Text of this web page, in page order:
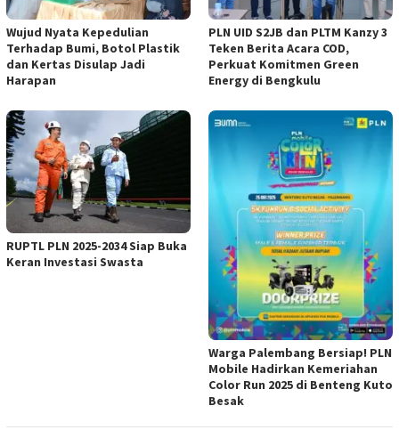
Wujud Nyata Kepedulian
Terhadap Bumi, Botol Plastik
dan Kertas Disulap Jadi
Harapan
PLN UID S2JB dan PLTM Kanzy 3
Teken Berita Acara COD,
Perkuat Komitmen Green
Energy di Bengkulu
RUPTL PLN 2025-2034 Siap Buka
Keran Investasi Swasta
Warga Palembang Bersiap! PLN
Mobile Hadirkan Kemeriahan
Color Run 2025 di Benteng Kuto
Besak